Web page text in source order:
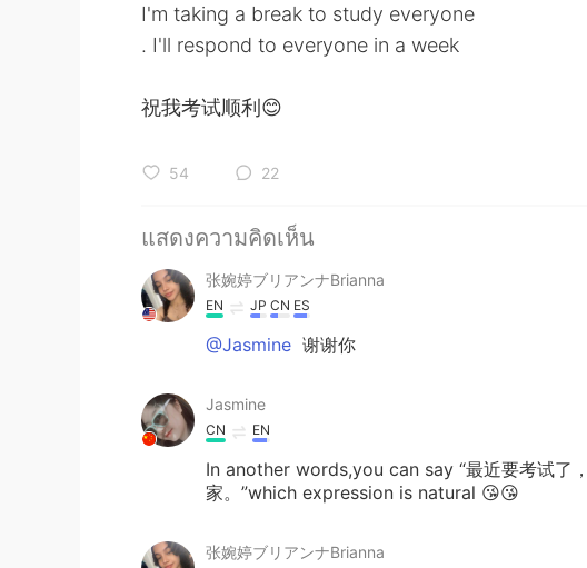
I'm taking a break to study everyone
. I'll respond to everyone in a week
祝我考试顺利😊
54 22
แสดงความคิดเห็น
张婉婷ブリアンナBrianna
EN JP CN ES
@Jasmine 谢谢你
Jasmine
CN EN
In another words,you can say “最近要考试了
家。”which expression is natural 😘😘
张婉婷ブリアンナBrianna